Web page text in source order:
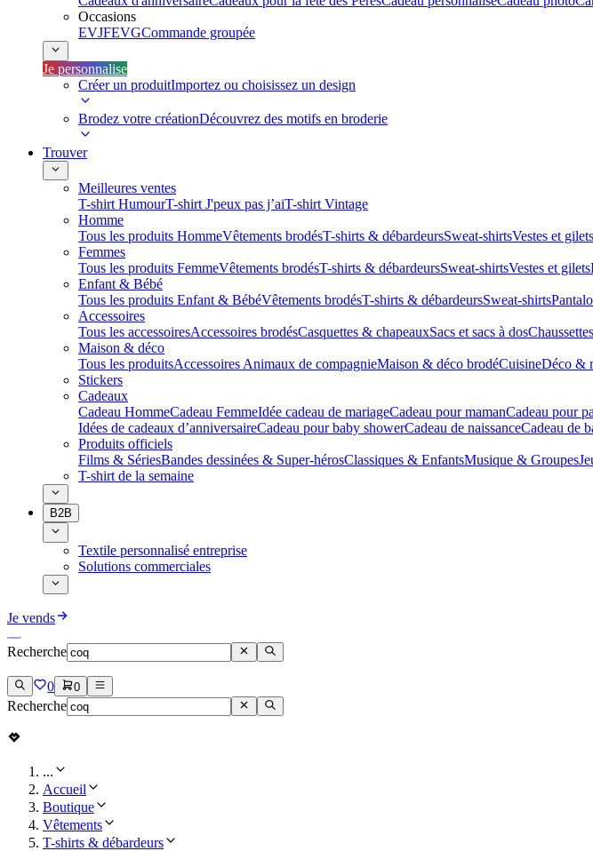
Occasions
EVJFEVGCommande groupée
Je personnalise
Créer un produitImportez ou choisissez un design
Brodez votre créationDécouvrez des motifs en broderie
Trouver
Meilleures ventes
T-shirt HumourT-shirt J'peux pas j’aiT-shirt Vintage
Homme
Tous les produits HommeVêtements brodésT-shirts & débardeursSweat-shirtsVestes et gilets
Femmes
Tous les produits FemmeVêtements brodésT-shirts & débardeursSweat-shirtsVestes et gilets
Enfant & Bébé
Tous les produits Enfant & BébéVêtements brodésT-shirts & débardeursSweat-shirts
Accessoires
Tous les accessoiresAccessoires brodésCasquettes & chapeauxSacs et sacs à dos
Maison & déco
Tous les produitsAccessoires Animaux de compagnieMaison & déco brodéCuisineDéco &
Stickers
Cadeaux
Cadeau HommeCadeau FemmeIdée cadeau de mariage​Cadeau pour mamanCadeau pour
Idées de cadeaux d’anniversaireCadeau pour baby showerCadeau de naissanceCadeau de
Produits officiels
Films & SériesBandes dessinées & Super-hérosClassiques & EnfantsMusique & Groupes
T-shirt de la semaine
B2B
Textile personnalisé entreprise
Solutions commerciales
Je vends
Recherche
0 0
Recherche
...
Accueil
Boutique
Vêtements
T-shirts & débardeurs